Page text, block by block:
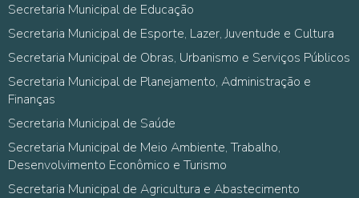
Secretaria Municipal de Educação
Secretaria Municipal de Esporte, Lazer, Juventude e Cultura
Secretaria Municipal de Obras, Urbanismo e Serviços Públicos
Secretaria Municipal de Planejamento, Administração e
Finanças
Secretaria Municipal de Saúde
Secretaria Municipal de Meio Ambiente, Trabalho,
Desenvolvimento Econômico e Turismo
Secretaria Municipal de Agricultura e Abastecimento